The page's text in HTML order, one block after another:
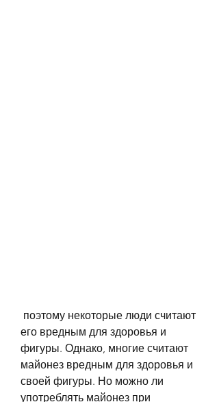
его вредным для здоровья и
фигуры. Однако, многие считают
майонез вредным для здоровья и
своей фигуры. Но можно ли
употреблять майонез при